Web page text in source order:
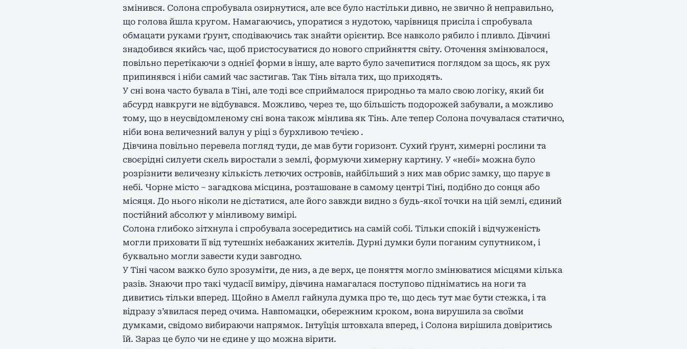
змінився. Солона спробувала озирнутися, але все було настільки дивно, не звично й неправильно,
що голова йшла кругом. Намагаючись, упоратися з нудотою, чарівниця присіла і спробувала
обмацати руками ґрунт, сподіваючись так знайти орієнтир. Все навколо рябило і пливло. Дівчині
знадобився якийсь час, щоб пристосуватися до нового сприйняття світу. Оточення змінювалося,
повільно перетікаючи з однієї форми в іншу, але варто було зачепитися поглядом за щось, як рух
припинявся і ніби самий час застигав. Так Тінь вітала тих, що приходять.
У сні вона часто бувала в Тіні, але тоді все сприймалося природньо та мало свою логіку, який би
абсурд навкруги не відбувався. Можливо, через те, що більшість подорожей забували, а можливо
тому, що в неусвідомленому сні вона також мінлива як Тінь. Але тепер Солона почувалася статично,
ніби вона величезний валун у ріці з бурхливою течією .
Дівчина повільно перевела погляд туди, де мав бути горизонт. Сухий ґрунт, химерні рослини та
своєрідні силуети скель виростали з землі, формуючи химерну картину. У «небі» можна було
розрізнити величезну кількість летючих островів, найбільший з них мав обрис замку, що парує в
небі. Чорне місто – загадкова місцина, розташоване в самому центрі Тіні, подібно до сонця або
місяця. До нього ніколи не дістатися, але його завжди видно з будь-якої точки на цій землі, єдиний
постійний абсолют у мінливому вимірі.
Солона глибоко зітхнула і спробувала зосередитись на самій собі. Тільки спокій і відчуженість
могли приховати її від тутешніх небажаних жителів. Дурні думки були поганим супутником, і
буквально могли завести куди завгодно.
У Тіні часом важко було зрозуміти, де низ, а де верх, це поняття могло змінюватися місцями кілька
разів. Знаючи про такі чудасії виміру, дівчина намагалася поступово підніматись на ноги та
дивитись тільки вперед. Щойно в Амелл гайнула думка про те, що десь тут має бути стежка, і та
відразу з’явилася перед очима. Навпомацки, обережним кроком, вона вирушила за своїми
думками, свідомо вибираючи напрямок. Інтуїція штовхала вперед, і Солона вирішила довіритись
їй. Зараз це було чи не єдине у що можна вірити.